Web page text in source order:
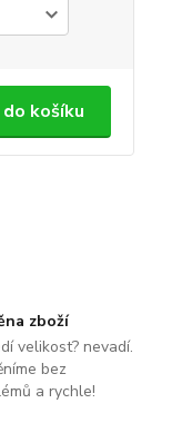
košíku
zboží
velikost? nevadí.
bez
a rychle!